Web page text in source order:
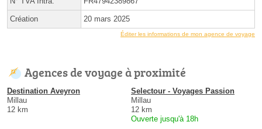
Création 20 mars 2025
Éditer les informations de mon agence de voyage
Agences de voyage à proximité
Destination Aveyron
Millau
12 km
Selectour - Voyages Passion
Millau
12 km
Ouverte jusqu'à 18h